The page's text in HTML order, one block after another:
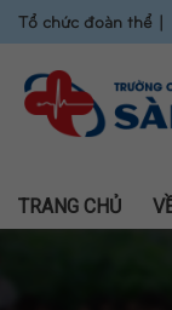
Tổ chức đoàn thể
TRANG CHỦ